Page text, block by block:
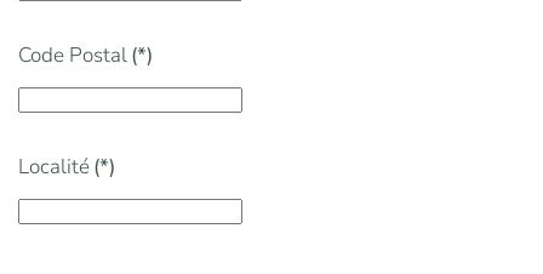
Code Postal(*)
Localité(*)